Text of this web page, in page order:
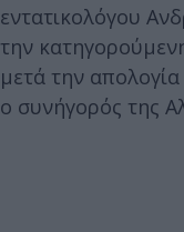
εντατικολόγου
την
μετά την
ο συνήγορός της